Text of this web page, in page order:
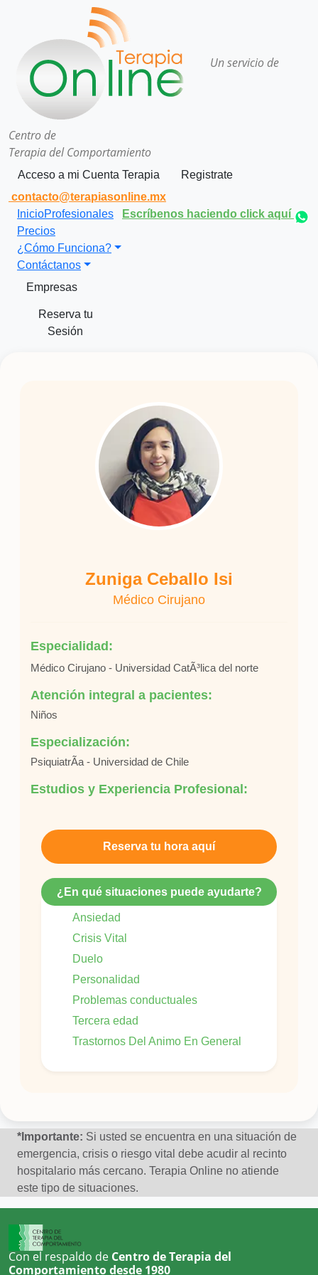
Un servicio de
Centro de
Terapia del Comportamiento
Acceso a mi Cuenta Terapia
Registrate
contacto@terapiasonline.mx
Escríbenos haciendo click aquí
InicioProfesionales
Precios
¿Cómo Funciona?
Contáctanos
Empresas
Reserva tu
Sesión
Zuniga Ceballo Isi
Médico Cirujano
Especialidad:
Médico Cirujano - Universidad CatÃ³lica del norte
Atención integral a pacientes:
Niños
Especialización:
PsiquiatrÃ­a - Universidad de Chile
Estudios y Experiencia Profesional:
Reserva tu hora aquí
¿En qué situaciones puede ayudarte?
Ansiedad
Crisis Vital
Duelo
Personalidad
Problemas conductuales
Tercera edad
Trastornos Del Animo En General
*Importante: Si usted se encuentra en una situación de
emergencia, crisis o riesgo vital debe acudir al recinto
hospitalario más cercano. Terapia Online no atiende
este tipo de situaciones.
Con el respaldo de Centro de Terapia del
Comportamiento desde 1980